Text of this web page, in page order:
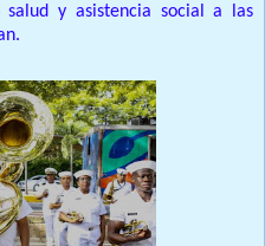
salud y asistencia social a las